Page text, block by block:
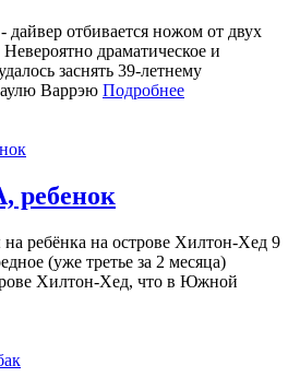
дайвер отбивается ножом от двух
драматическое и
заснять 39-летнему
Варрэю Подробнее
ребенок
на ребёнка на острове Хилтон-Хед 9
(уже третье за 2 месяца)
Хилтон-Хед, что в Южной